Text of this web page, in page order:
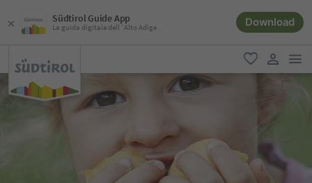
Südtirol Guide App
La guida digitale dell´Alto Adige Download
favoriti
user link